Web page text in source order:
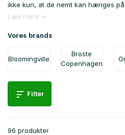
ikke kun, at de nemt kan hænges
Læs mere
Vores brands
Bloomingville
Broste
Copenhagen
Filter
96 produkter